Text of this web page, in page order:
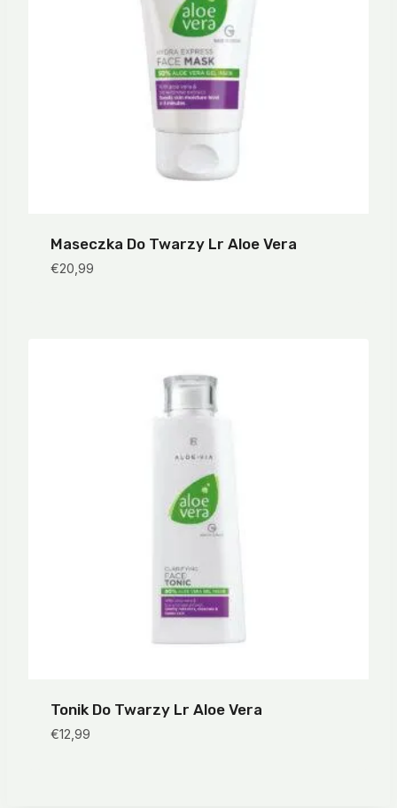
Maseczka Do Twarzy Lr Aloe Vera
€20,99
Tonik Do Twarzy Lr Aloe Vera
€12,99